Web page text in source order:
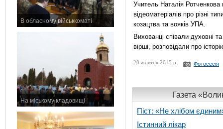
В обласному військкоматі
На міському кладовищі
Учитель Наталія Ротченкова
відеоматеріалів про різні
козацтва та вояків УПА.
Вихованці співали духовні
вірші, розповідали про
20 жовтня 2015 р. Фотосесія
Газета
Піст: «Не хлібом
Істинний лікар